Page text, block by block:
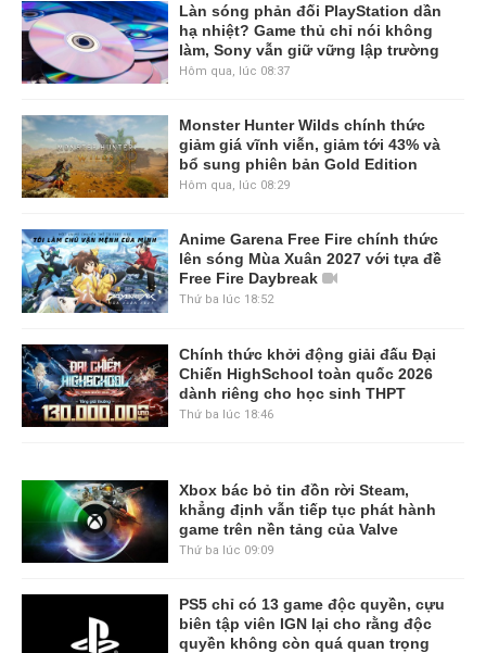
Làn sóng phản đối PlayStation dần
hạ nhiệt? Game thủ chỉ nói không
làm, Sony vẫn giữ vững lập trường
Hôm qua, lúc 08:37
Monster Hunter Wilds chính thức
giảm giá vĩnh viễn, giảm tới 43% và
bổ sung phiên bản Gold Edition
Hôm qua, lúc 08:29
Anime Garena Free Fire chính thức
lên sóng Mùa Xuân 2027 với tựa đề
Free Fire Daybreak
Thứ ba lúc 18:52
Chính thức khởi động giải đấu Đại
Chiến HighSchool toàn quốc 2026
dành riêng cho học sinh THPT
Thứ ba lúc 18:46
Xbox bác bỏ tin đồn rời Steam,
khẳng định vẫn tiếp tục phát hành
game trên nền tảng của Valve
Thứ ba lúc 09:09
PS5 chỉ có 13 game độc quyền, cựu
biên tập viên IGN lại cho rằng độc
quyền không còn quá quan trọng